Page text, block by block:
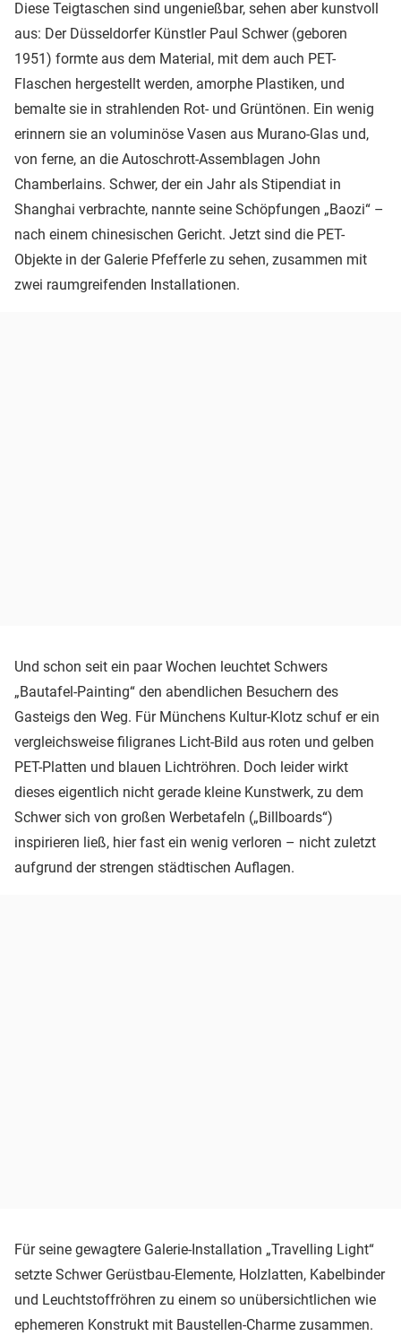
Diese Teigtaschen sind ungenießbar, sehen aber kunstvoll
aus: Der Düsseldorfer Künstler Paul Schwer (geboren
1951) formte aus dem Material, mit dem auch PET-
Flaschen hergestellt werden, amorphe Plastiken, und
bemalte sie in strahlenden Rot- und Grüntönen. Ein wenig
erinnern sie an voluminöse Vasen aus Murano-Glas und,
von ferne, an die Autoschrott-Assemblagen John
Chamberlains. Schwer, der ein Jahr als Stipendiat in
Shanghai verbrachte, nannte seine Schöpfungen „Baozi“ –
nach einem chinesischen Gericht. Jetzt sind die PET-
Objekte in der Galerie Pfefferle zu sehen, zusammen mit
zwei raumgreifenden Installationen.
Und schon seit ein paar Wochen leuchtet Schwers
„Bautafel-Painting“ den abendlichen Besuchern des
Gasteigs den Weg. Für Münchens Kultur-Klotz schuf er ein
vergleichsweise filigranes Licht-Bild aus roten und gelben
PET-Platten und blauen Lichtröhren. Doch leider wirkt
dieses eigentlich nicht gerade kleine Kunstwerk, zu dem
Schwer sich von großen Werbetafeln („Billboards“)
inspirieren ließ, hier fast ein wenig verloren – nicht zuletzt
aufgrund der strengen städtischen Auflagen.
Für seine gewagtere Galerie-Installation „Travelling Light“
setzte Schwer Gerüstbau-Elemente, Holzlatten, Kabelbinder
und Leuchtstoffröhren zu einem so unübersichtlichen wie
ephemeren Konstrukt mit Baustellen-Charme zusammen.